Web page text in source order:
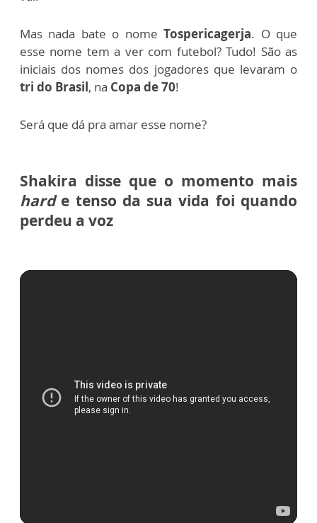
Mas nada bate o nomeTospericagerja. O que
esse nome tem a ver com futebol? Tudo! São as
iniciais dos nomes dos jogadores que levaram o
tri do Brasil, na Copa de 70!
Será que dá pra amar esse nome?
Shakira disse que o momento mais
hard e tenso da sua vida foi quando
perdeu a voz